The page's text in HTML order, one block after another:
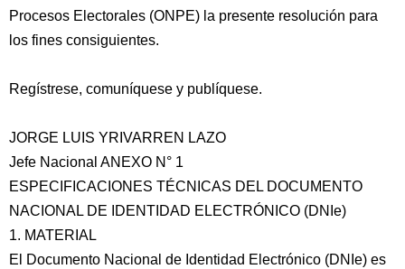
Procesos Electorales (ONPE) la presente resolución para
los fines consiguientes.
Regístrese, comuníquese y publíquese.
JORGE LUIS YRIVARREN LAZO
Jefe Nacional ANEXO N° 1
ESPECIFICACIONES TÉCNICAS DEL DOCUMENTO
NACIONAL DE IDENTIDAD ELECTRÓNICO (DNIe)
1. MATERIAL
El Documento Nacional de Identidad Electrónico (DNIe) es